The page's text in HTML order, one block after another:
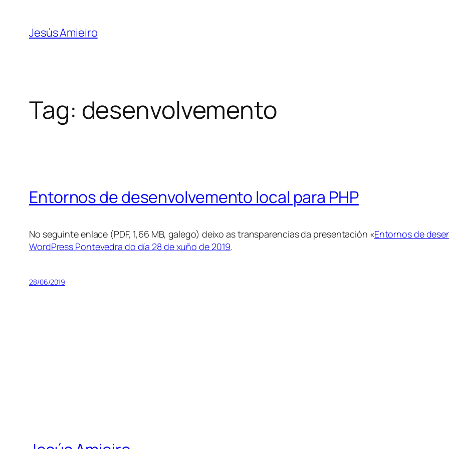
content
Jesús Amieiro
Tag: desenvolvemento
Entornos de desenvolvemento local para PHP
No seguinte enlace (PDF, 1,66 MB, galego) deixo as transparencias da presentación «Entornos de
WordPress Pontevedra do día 28 de xuño de 2019.
28/06/2019